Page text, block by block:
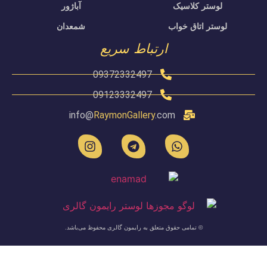
لوستر کلاسیک
لوستر اتاق خواب
آباژور
شمعدان
ارتباط سریع
09372332497
09123332497
info@RaymonGallery.com
© تمامی حقوق متعلق به رایمون گالری محفوظ می‌باشد.